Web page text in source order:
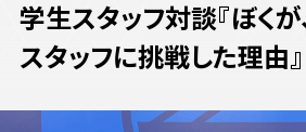
学生スタッフ対談『ぼくが
スタッフに挑戦した理由』